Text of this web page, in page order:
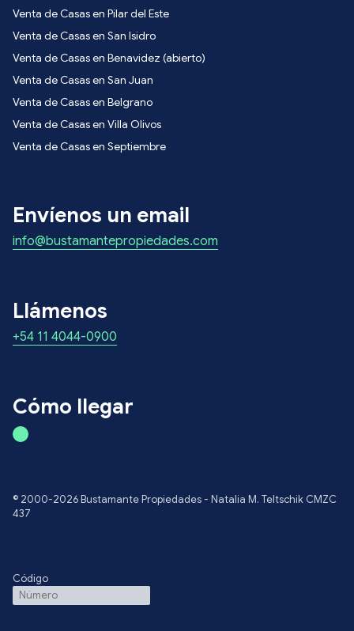
Venta de Casas en Pilar del Este
Venta de Casas en San Isidro
Venta de Casas en Benavidez (abierto)
Venta de Casas en San Juan
Venta de Casas en Belgrano
Venta de Casas en Villa Olivos
Venta de Casas en Septiembre
Envíenos un email
info@bustamantepropiedades.com
Llámenos
+54 11 4044-0900
Cómo llegar
© 2000-2026 Bustamante Propiedades - Natalia M. Teltschik CMZC
437
Código